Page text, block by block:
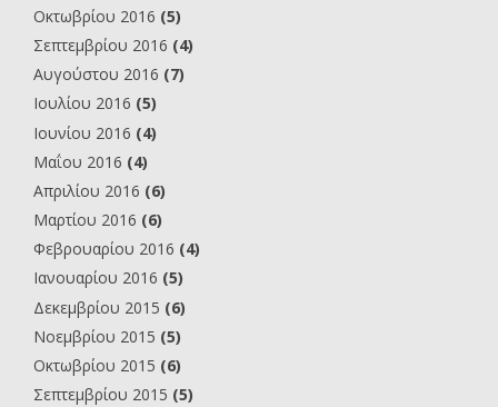
Οκτωβρίου 2016 (5)
Σεπτεμβρίου 2016 (4)
Αυγούστου 2016 (7)
Ιουλίου 2016 (5)
Ιουνίου 2016 (4)
Μαΐου 2016 (4)
Απριλίου 2016 (6)
Μαρτίου 2016 (6)
Φεβρουαρίου 2016 (4)
Ιανουαρίου 2016 (5)
Δεκεμβρίου 2015 (6)
Νοεμβρίου 2015 (5)
Οκτωβρίου 2015 (6)
Σεπτεμβρίου 2015 (5)